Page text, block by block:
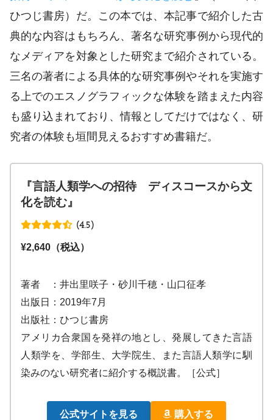
ひつじ書房）だ。この本では、本記事で紹介した古
典的な内容はもちろん、著名な研究事例から現代的
なメディアを対象とした研究まで紹介されている。
三名の著者による具体的な研究事例やそれを実施す
る上でのエスノグラフィックな体験を踏まえた内容
も盛り込まれており、情報としてだけではなく、研
究者の体験も垣間見えるおすすめ書籍だ。
『言語人類学への招待 ディスコースから文
化を読む』
(4.5)
¥2,640（税込）
著者 ：井出里咲子・砂川千穂・山口征孝
出版日：2019年7月
出版社：ひつじ書房
アメリカ合衆国を発祥の地とし、発展してきた言語
人類学を、学部生、大学院生、また言語人類学に馴
染みのない研究者に紹介する概説書。［公式］
公式サイトを見る 購入する